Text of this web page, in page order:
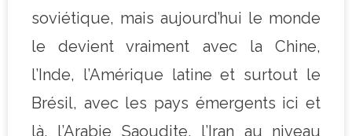
soviétique, mais aujourd’hui le monde
le devient vraiment avec la Chine,
l’Inde, l’Amérique latine et surtout le
Brésil, avec les pays émergents ici et
là, l’Arabie Saoudite, l’Iran au niveau